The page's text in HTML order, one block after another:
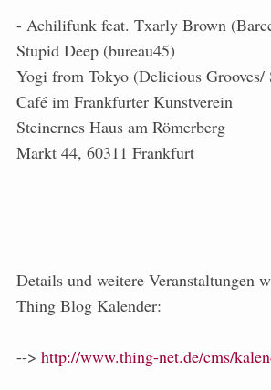
- Achilifunk feat. Txarly Brown
Stupid Deep (bureau45)
Yogi from Tokyo (Delicious Grooves/
Café im Frankfurter Kunstverein
Steinernes Haus am Römerberg
Markt 44, 60311 Frankfurt
Details und weitere Veranstaltungen
Thing Blog Kalender:
--> http://www.thing-net.de/cms/